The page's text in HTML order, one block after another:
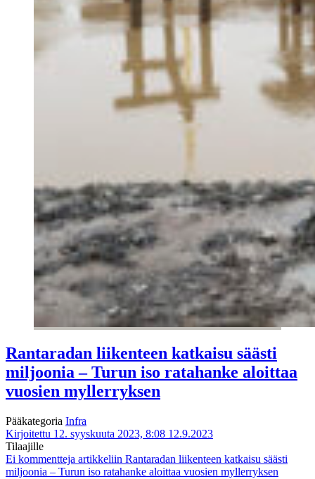
Rantaradan liikenteen katkaisu säästi
miljoonia – Turun iso ratahanke aloittaa
vuosien myllerryksen
Pääkategoria Infra
Kirjoitettu 12. syyskuuta 2023, 8:08 12.9.2023
Tilaajille
Ei kommentteja artikkeliin Rantaradan liikenteen katkaisu säästi
miljoonia – Turun iso ratahanke aloittaa vuosien myllerryksen